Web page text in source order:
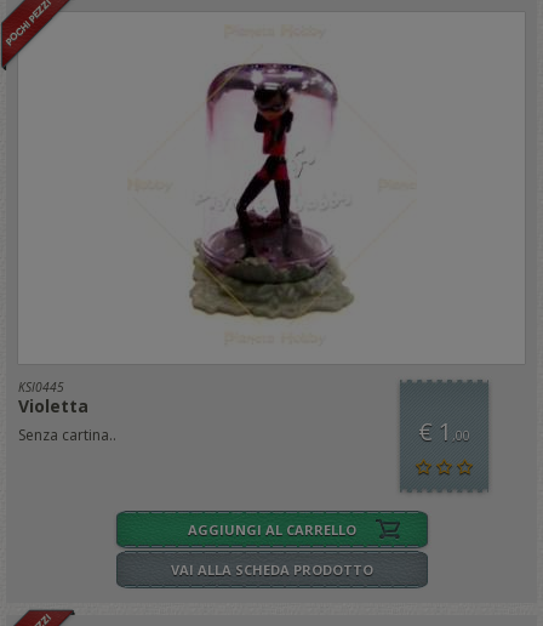
KSI0445
Violetta
Senza cartina.. € 1 ,00
AGGIUNGI AL CARRELLO
VAI ALLA SCHEDA PRODOTTO